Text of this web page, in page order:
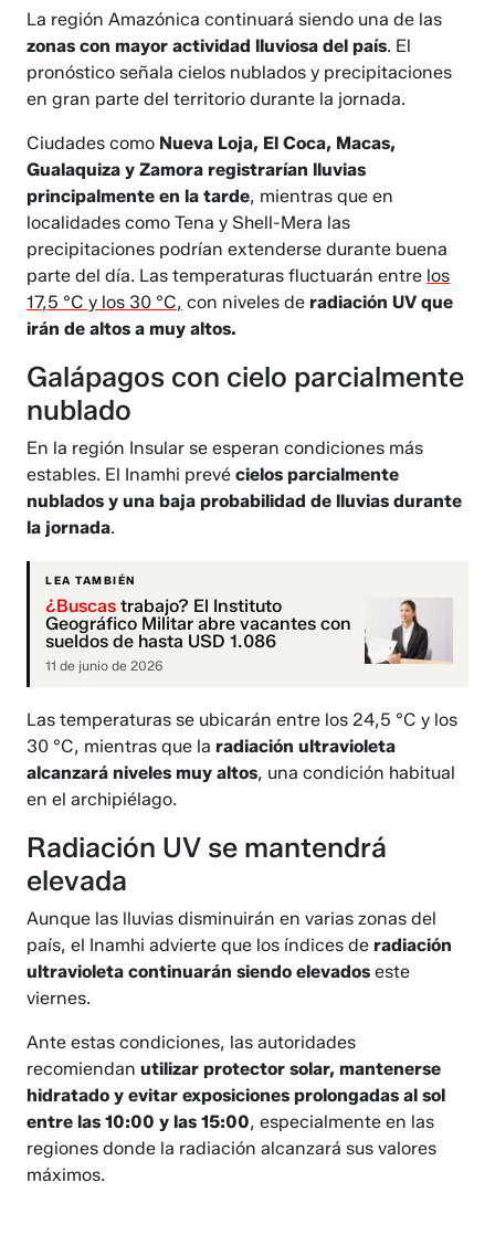
La región Amazónica continuará siendo una de las
zonas con mayor actividad lluviosa del país. El
pronóstico señala cielos nublados y precipitaciones
en gran parte del territorio durante la jornada.
Ciudades como Nueva Loja, El Coca, Macas,
Gualaquiza y Zamora registrarían lluvias
principalmente en la tarde, mientras que en
localidades como Tena y Shell-Mera las
precipitaciones podrían extenderse durante buena
parte del día. Las temperaturas fluctuarán entre los
17,5 °C y los 30 °C, con niveles deradiación UV que
irán de altos a muy altos.
Galápagos con cielo parcialmente
nublado
En la región Insular se esperan condiciones más
estables. El Inamhi prevé cielos parcialmente
nublados y una baja probabilidad de lluvias durante
la jornada.
LEA TAMBIÉN
¿Buscas trabajo? El Instituto
Geográfico Militar abre vacantes con
sueldos de hasta USD 1.086
11 de junio de 2026
Las temperaturas se ubicarán entre los 24,5 °C y los
30 °C, mientras que laradiación ultravioleta
alcanzará niveles muy altos, una condición habitual
en el archipiélago.
Radiación UV se mantendrá
elevada
Aunque las lluvias disminuirán en varias zonas del
país, el Inamhi advierte que los índices deradiación
ultravioleta continuarán siendo elevados este
viernes.
Ante estas condiciones, las autoridades
recomiendanutilizar protector solar, mantenerse
hidratado y evitar exposiciones prolongadas al sol
entre las 10:00 y las 15:00, especialmente en las
regiones donde la radiación alcanzará sus valores
máximos.